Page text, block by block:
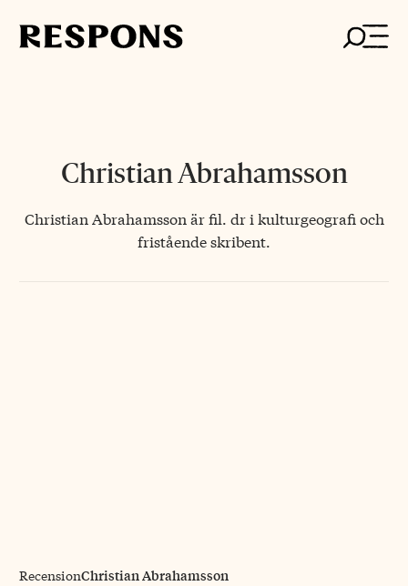
Christian Abrahamsson
Christian Abrahamsson är fil. dr i kulturgeografi och
fristående skribent.
RecensionChristian Abrahamsson